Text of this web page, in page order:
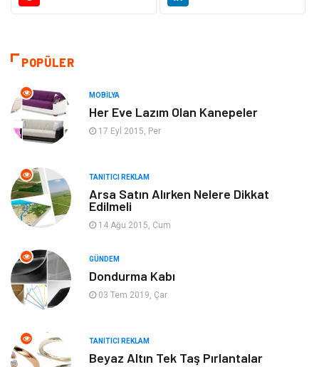
Gıda
Bilgisayar ve Yazılım
Giyim
Makine
Organizasyon Turizm
Tekstil Tatil
Hediyelik Eşya
Mobilya
POPÜLER
MOBILYA
Her Eve Lazım Olan Kanepeler
17 Eyl 2015, Per
TANITICI REKLAM
Arsa Satın Alırken Nelere Dikkat
Edilmeli
14 Ağu 2015, Cum
GÜNDEM
Dondurma Kabı
03 Tem 2019, Çar
TANITICI REKLAM
Beyaz Altın Tek Taş Pırlantalar